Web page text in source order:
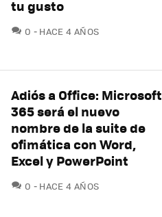
tu gusto
0 COMENTARIOS
HACE 4 AÑOS
Adiós a Office: Microsoft
365 será el nuevo
nombre de la suite de
ofimática con Word,
Excel y PowerPoint
0 COMENTARIOS
HACE 4 AÑOS